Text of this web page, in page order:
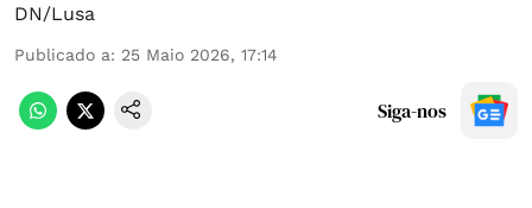
DN/Lusa
Publicado a: 25 Maio 2026, 17:14
Siga-nos